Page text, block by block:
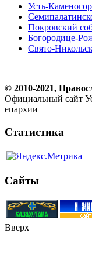
Усть-
Покровский
Богородице-
Свято-
© 2010-2021,
Официальный сайт
епархии
Статистика
Сайты
Вверх